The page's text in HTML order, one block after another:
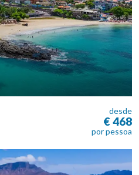
desde
€ 468
por pessoa